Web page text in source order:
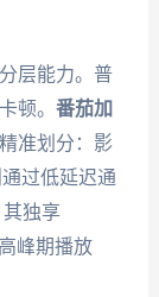
层能力。普
顿。 番茄加
准划分：影
过低延迟通
独享
峰期播放